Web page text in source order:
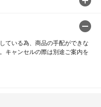
ている為、商品の手配ができな
キャンセルの際は別途ご案内を